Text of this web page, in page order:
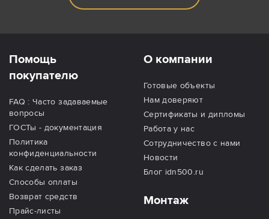
Помощь
покупателю
FAQ : Часто задаваемые
вопросы
ГОСТы - документация
Политика
конфиденциальности
Как сделать заказ
Способы оплаты
Возврат средств
Прайс-листы
О компании
Готовые объекты
Нам доверяют
Сертификаты и дипломы
Работа у нас
Сотрудничество с нами
Новости
Блог idn500.ru
Монтаж